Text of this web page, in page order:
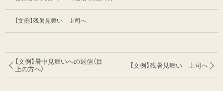
【文例】残暑見舞い 上司へ
【文例】暑中見舞いへの返信（目
上の方へ）
【文例】残暑見舞い 上司へ